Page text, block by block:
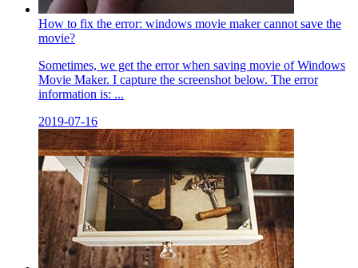
How to fix the error: windows movie maker cannot save the
movie?
Sometimes, we get the error when saving movie of Windows
Movie Maker. I capture the screenshot below. The error
information is: ...
2019-07-16